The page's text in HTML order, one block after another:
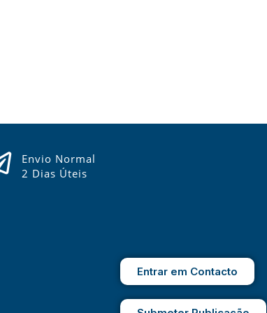
Envio Normal
2 Dias Úteis
Entrar em Contacto